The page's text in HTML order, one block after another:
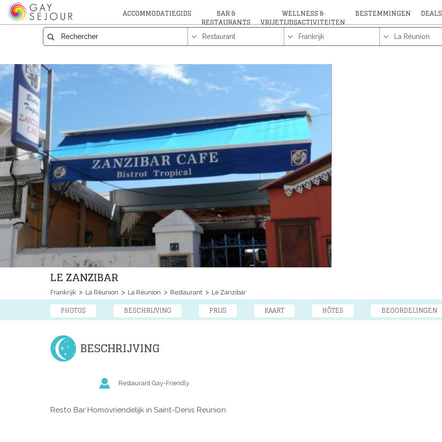
ACCOMMODATIEGIDS BAR &
RESTAURANTS
WELLNESS &
VRIJETIJDSACTIVITEITEN
BESTEMMINGEN DEALS
LE ZANZIBAR
Frankrijk La Réunion La Réunion Restaurant Le Zanzibar
PHOTOS BESCHRIJVING PRIJS KAART HÔTES BEOORDELINGEN
BESCHRIJVING
Restaurant Gay-Friendly
Resto Bar Homovriendelijk in Saint-Denis Reunion